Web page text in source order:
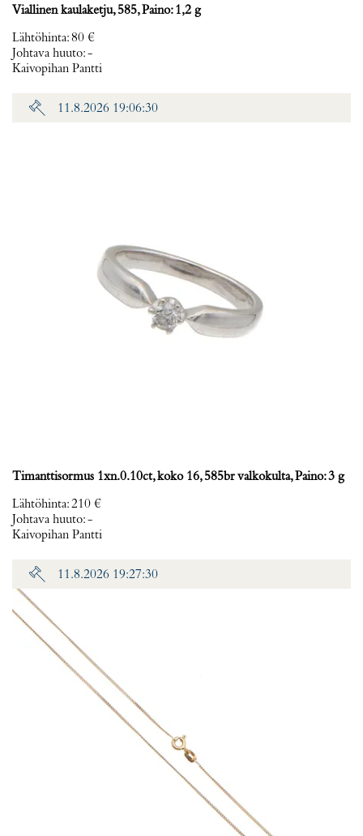
Viallinen kaulaketju, 585, Paino: 1,2 g
Lähtöhinta:80 €
Johtava huuto:-
Kaivopihan Pantti
11.8.2026 19:06:30
Timanttisormus 1xn.0.10ct, koko 16, 585br valkokulta, Paino: 3 g
Lähtöhinta:210 €
Johtava huuto:-
Kaivopihan Pantti
11.8.2026 19:27:30